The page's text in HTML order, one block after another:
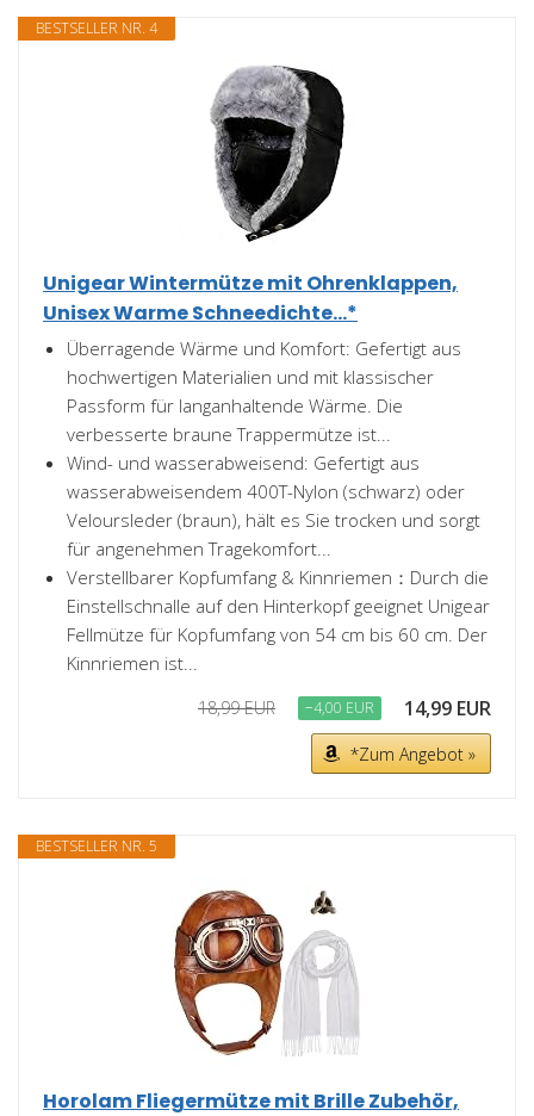
BESTSELLER NR. 4
Unigear Wintermütze mit Ohrenklappen,
Unisex Warme Schneedichte...*
Überragende Wärme und Komfort: Gefertigt aus
hochwertigen Materialien und mit klassischer
Passform für langanhaltende Wärme. Die
verbesserte braune Trappermütze ist...
Wind- und wasserabweisend: Gefertigt aus
wasserabweisendem 400T-Nylon (schwarz) oder
Veloursleder (braun), hält es Sie trocken und sorgt
für angenehmen Tragekomfort...
Verstellbarer Kopfumfang & Kinnriemen：Durch die
Einstellschnalle auf den Hinterkopf geeignet Unigear
Fellmütze für Kopfumfang von 54 cm bis 60 cm. Der
Kinnriemen ist...
18,99 EUR −4,00 EUR 14,99 EUR
*Zum Angebot »
BESTSELLER NR. 5
Horolam Fliegermütze mit Brille Zubehör,